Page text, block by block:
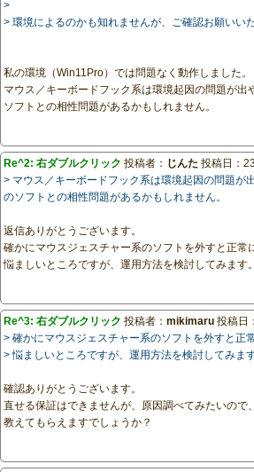
>
> 環境によるのかも知れませんが、ご確認お願いい
私の環境（Win11Pro）では問題なく動作しました。
マウス／キーボードフック系は環境起因の問題が出
ソフトとの相性問題があるかもしれません。
Re^2: 右ダブルクリック 投稿者： じんた 投稿日：
> マウス／キーボードフック系は環境起因の問題が
のソフトとの相性問題があるかもしれません。
返信ありがとうございます。
確かにマウスジェスチャー系のソフトを外すと正常
悩ましいところですが、運用方法を検討してみます。
Re^3: 右ダブルクリック 投稿者： mikimaru 投稿日
> 確かにマウスジェスチャー系のソフトを外すと正
> 悩ましいところですが、運用方法を検討してみます
確認ありがとうございます。
直せる保証はできませんが、原因調べてみたいので
教えてもらえますでしょうか？